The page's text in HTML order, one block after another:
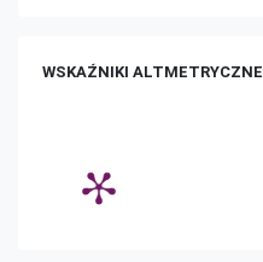
WSKAŹNIKI ALTMETRYCZNE